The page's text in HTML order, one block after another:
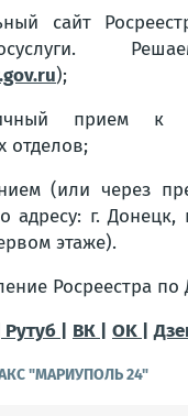
сайт
);
прием к
отделов;
(или через
адресу: г. Донецк,
этаже).
Росреестра по
Рутуб | ВК | OK |
"МАРИУПОЛЬ 24"